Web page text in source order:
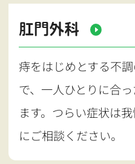
肛門外科
痔をはじめとする不
で、一人ひとりに合
ます。つらい症状は
にご相談ください。